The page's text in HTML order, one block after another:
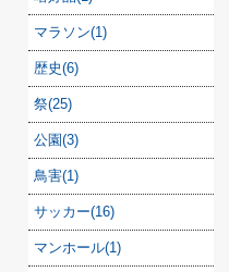
マラソン(1)
歴史(6)
祭(25)
公園(3)
鳥害(1)
サッカー(16)
マンホール(1)